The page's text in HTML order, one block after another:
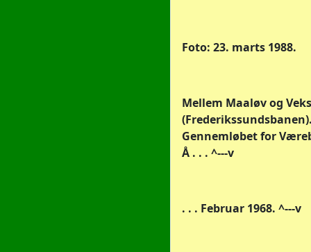
Foto: 23. marts 1988.
Mellem Maaløv og
Gennemløbet for
Å . . . ^---v
. . . Februar 1968. ^---v